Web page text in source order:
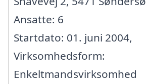
Ansatte: 6
Startdato: 01. juni 2004,
Virksomhedsform:
Enkeltmandsvirksomhed